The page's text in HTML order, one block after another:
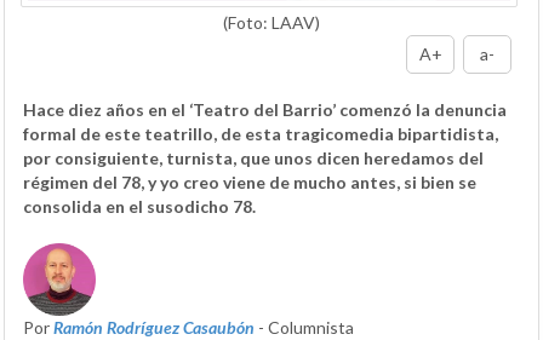
(Foto: LAAV)
A+
a-
Hace diez años en el ‘Teatro del Barrio’ comenzó la denuncia
formal de este teatrillo, de esta tragicomedia bipartidista,
por consiguiente, turnista, que unos dicen heredamos del
régimen del 78, y yo creo viene de mucho antes, si bien se
consolida en el susodicho 78.
PorRamón Rodríguez Casaubón - Columnista